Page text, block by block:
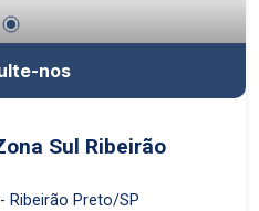
nos
Sul Ribeirão
Ribeirão Preto/SP